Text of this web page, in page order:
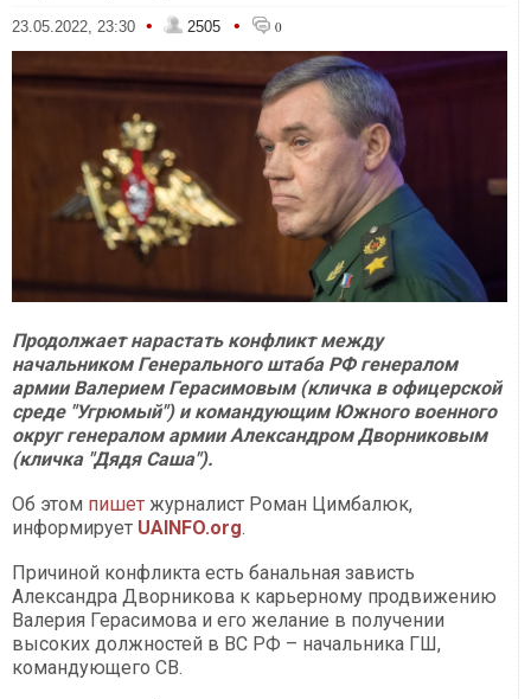
23.05.2022, 23:30 • 2505 • 0
Продолжает нарастать конфликт между
начальником Генерального штаба РФ генералом
армии Валерием Герасимовым (кличка в офицерской
среде "Угрюмый") и командующим Южного военного
округ генералом армии Александром Дворниковым
(кличка "Дядя Саша").
Об этом пишет журналист Роман Цимбалюк,
информирует UAINFO.org.
Причиной конфликта есть банальная зависть
Александра Дворникова к карьерному продвижению
Валерия Герасимова и его желание в получении
высоких должностей в ВС РФ – начальника ГШ,
командующего СВ.